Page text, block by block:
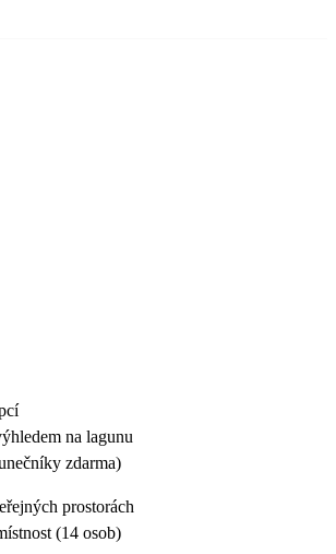
na lagunu
zdarma)
prostorách
(14 osob)